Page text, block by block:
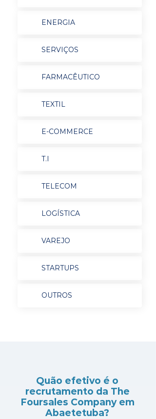
ENERGIA
SERVIÇOS
FARMACÊUTICO
TEXTIL
E-COMMERCE
T.I
TELECOM
LOGÍSTICA
VAREJO
STARTUPS
OUTROS
Quão efetivo é o
recrutamento da The
Foursales Company em
Abaetetuba?